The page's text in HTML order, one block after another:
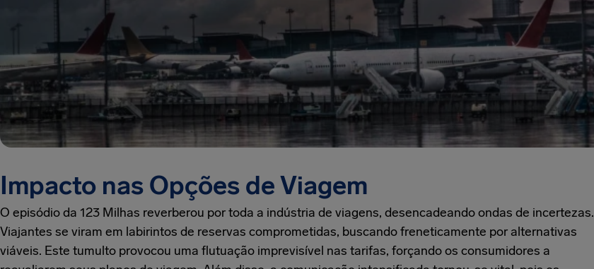
Impacto nas Opções de Viagem
O episódio da 123 Milhas reverberou por toda a indústria de viagens, desencadeando ondas de incertezas.
Viajantes se viram em labirintos de reservas comprometidas, buscando freneticamente por alternativas
viáveis. Este tumulto provocou uma flutuação imprevisível nas tarifas, forçando os consumidores a